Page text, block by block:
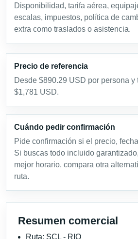
Disponibilidad, tarifa aérea,
escalas, impuestos, política de
extra como traslados o asistencia.
Precio de referencia
Desde $890.29 USD por persona y
$1,781 USD.
Cuándo pedir confirmación
Pide confirmación si el precio,
Si buscas todo incluido
mejor horario, compara otra
ruta.
Resumen comercial
Ruta: SCL - RIO